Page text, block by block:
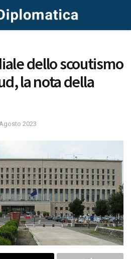
dello scoutismo
la nota della
2023